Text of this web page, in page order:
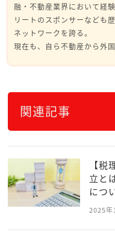
融・不動産業界において経
リートのスポンサーなども
ネットワークを誇る。
現在も、自ら不動産から外
関連記事
【
立と
につ
2025年